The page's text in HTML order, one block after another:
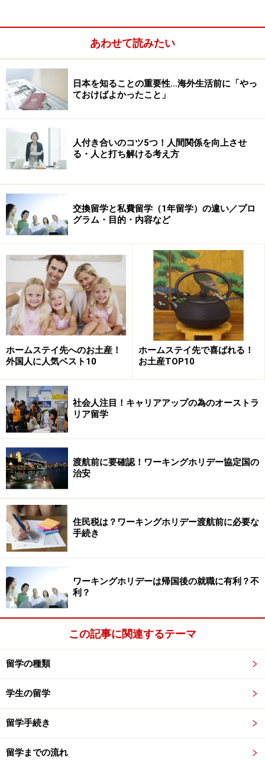
それがここまで負債が膨れたということは、より多くの
お客を獲得するために事業所（オフィス）を増やしたこ
費となり、その固定費を賄うだけの売上が立たなかった
ことの積み重ねだろうと思います。
その流れはNOVAが破綻したときを思い起こされます。
ガイドがNOVAの留学事業立ち上げに関わった約13年前
の当時、NOVAの教室数は確か200もなかったように思い
は1000近くまでなりました。より多くの生徒を獲得しよ
うと思えば、教室のないエリアを探し、そこに教室をオ
ープンすることで新規の生徒が獲得できます。しかし、
教室数の増加率に較べて、売上の伸び率は決して高くな
りません。そして、新しい教室を作る資金は生徒が支払
った英会話のチケット代から賄いますから、固定費の増
加に売上が追いつかず、最終的にはそれが破綻しまった
ということになるのだと思います。
>>留学エージェントの仕事って何？>>
※記事内容は執筆時点のものです。最新の内容をご確認くださ
い。
あわせて読みたい
日本を知ることの重要性…海外生活前に「やっ
ておけばよかったこと」
人付き合いのコツ5つ！人間関係を向上させ
る・人と打ち解ける考え方
交換留学と私費留学（1年留学）の違い／プロ
グラム・目的・内容など
ホームステイ先へのお土産！
外国人に人気ベスト10
ホームステイ先で喜ばれる！
お土産TOP10
社会人注目！キャリアアップの為のオーストラ
リア留学
渡航前に要確認！ワーキングホリデー協定国の
治安
住民税は？ワーキングホリデー渡航前に必要な
手続き
ワーキングホリデーは帰国後の就職に有利？不
利？
この記事に関連するテーマ
留学の種類
学生の留学
留学手続き
留学までの流れ